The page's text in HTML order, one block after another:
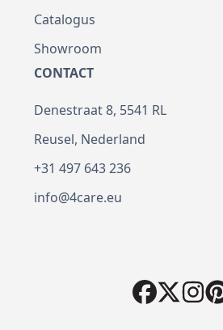
Catalogus
Showroom
CONTACT
Denestraat 8, 5541 RL
Reusel, Nederland
+31 497 643 236
info@4care.eu